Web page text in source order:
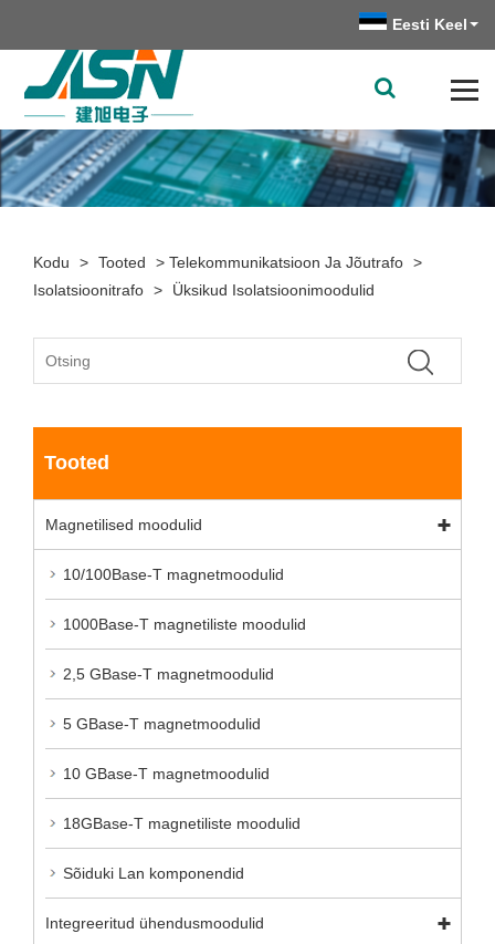
Eesti Keel
Kodu > Tooted > Telekommunikatsioon Ja Jõutrafo >
Isolatsioonitrafo > Üksikud Isolatsioonimoodulid
Tooted
Magnetilised moodulid
10/100Base-T magnetmoodulid
1000Base-T magnetiliste moodulid
2,5 GBase-T magnetmoodulid
5 GBase-T magnetmoodulid
10 GBase-T magnetmoodulid
18GBase-T magnetiliste moodulid
Sõiduki Lan komponendid
Integreeritud ühendusmoodulid